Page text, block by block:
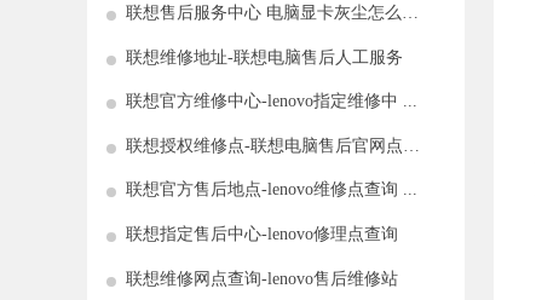
联想售后服务中心 电脑显卡灰尘怎么清
联想维修地址-联想电脑售后人工服务
联想官方维修中心-lenovo指定维修中 ...
联想授权维修点-联想电脑售后官网点查
联想官方售后地点-lenovo维修点查询 ...
联想指定售后中心-lenovo修理点查询
联想维修网点查询-lenovo售后维修站